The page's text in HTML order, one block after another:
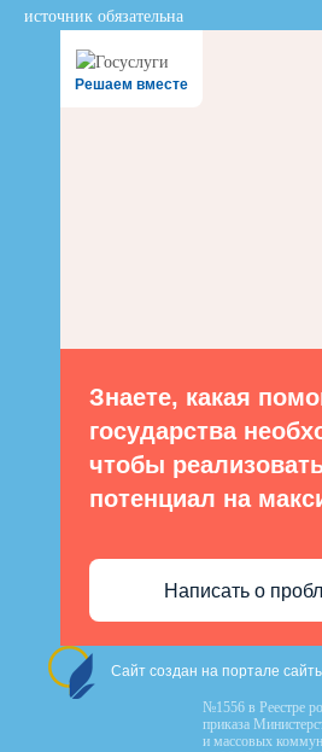
источник обязательна
Решаем вместе
Знаете, какая
государства
чтобы
потенциал на
Написать о
Сайт создан на портале
№1556 в Реестре
приказа
и массовых